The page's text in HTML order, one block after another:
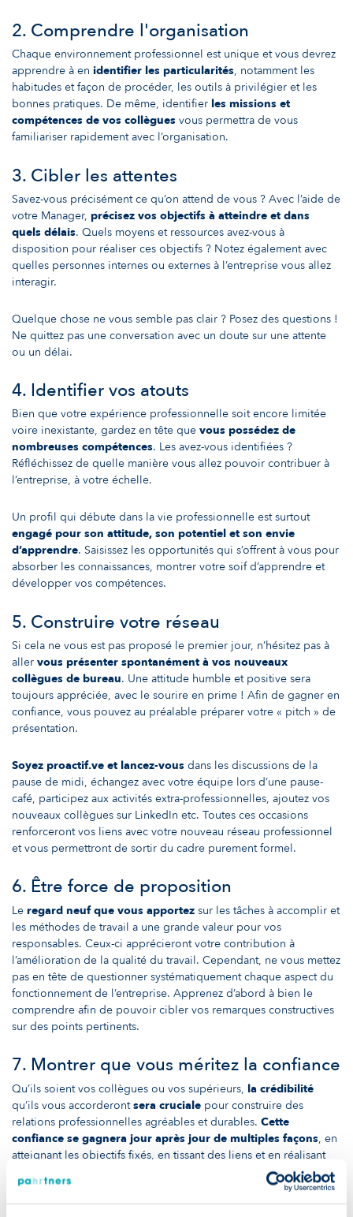
2. Comprendre l'organisation
Chaque environnement professionnel est unique et vous devrez
apprendre à en identifier les particularités, notamment les
habitudes et façon de procéder, les outils à privilégier et les
bonnes pratiques. De même, identifier les missions et
compétences de vos collègues vous permettra de vous
familiariser rapidement avec l’organisation.
3. Cibler les attentes
Savez-vous précisément ce qu’on attend de vous ? Avec l’aide de
votre Manager, précisez vos objectifs à atteindre et dans
quels délais. Quels moyens et ressources avez-vous à
disposition pour réaliser ces objectifs ? Notez également avec
quelles personnes internes ou externes à l’entreprise vous allez
interagir.
Quelque chose ne vous semble pas clair ? Posez des questions !
Ne quittez pas une conversation avec un doute sur une attente
ou un délai.
4. Identifier vos atouts
Bien que votre expérience professionnelle soit encore limitée
voire inexistante, gardez en tête que vous possédez de
nombreuses compétences. Les avez-vous identifiées ?
Réfléchissez de quelle manière vous allez pouvoir contribuer à
l’entreprise, à votre échelle.
Un profil qui débute dans la vie professionnelle est surtout
engagé pour son attitude, son potentiel et son envie
d’apprendre. Saisissez les opportunités qui s’offrent à vous pour
absorber les connaissances, montrer votre soif d’apprendre et
développer vos compétences.
5. Construire votre réseau
Si cela ne vous est pas proposé le premier jour, n’hésitez pas à
aller vous présenter spontanément à vos nouveaux
collègues de bureau. Une attitude humble et positive sera
toujours appréciée, avec le sourire en prime ! Afin de gagner en
confiance, vous pouvez au préalable préparer votre « pitch » de
présentation.
Soyez proactif.ve et lancez-vous dans les discussions de la
pause de midi, échangez avec votre équipe lors d’une pause-
café, participez aux activités extra-professionnelles, ajoutez vos
nouveaux collègues sur LinkedIn etc. Toutes ces occasions
renforceront vos liens avec votre nouveau réseau professionnel
et vous permettront de sortir du cadre purement formel.
6. Être force de proposition
Le regard neuf que vous apportez sur les tâches à accomplir et
les méthodes de travail a une grande valeur pour vos
responsables. Ceux-ci apprécieront votre contribution à
l’amélioration de la qualité du travail. Cependant, ne vous mettez
pas en tête de questionner systématiquement chaque aspect du
fonctionnement de l’entreprise. Apprenez d’abord à bien le
comprendre afin de pouvoir cibler vos remarques constructives
sur des points pertinents.
7. Montrer que vous méritez la confiance
Qu’ils soient vos collègues ou vos supérieurs, la crédibilité
qu’ils vous accorderontsera cruciale pour construire des
relations professionnelles agréables et durables. Cette
confiance se gagnera jour après jour de multiples façons, en
atteignant les objectifs fixés, en tissant des liens et en réalisant
8. Communiquer ouvertement